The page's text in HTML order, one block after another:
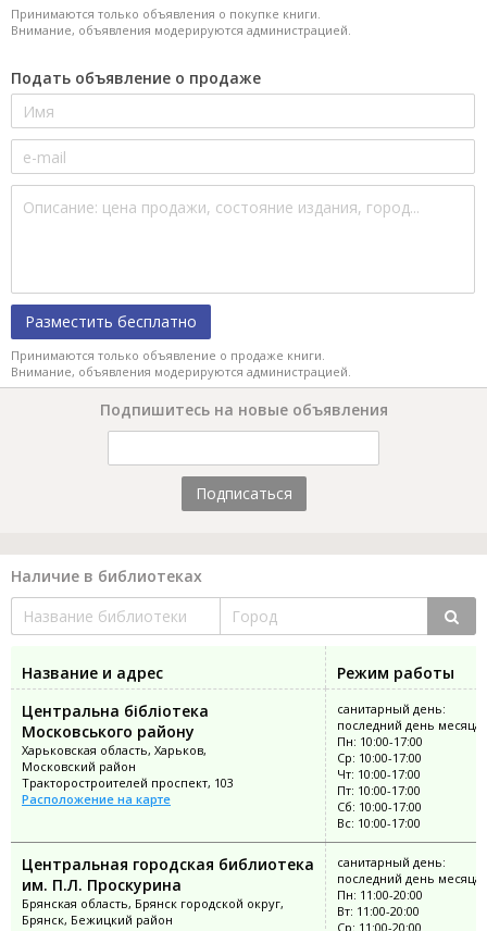
Принимаются только объявления о покупке книги.
Внимание, объявления модерируются администрацией.
Подать объявление о продаже
Разместить бесплатно
Принимаются только объявление о продаже книги.
Внимание, объявления модерируются администрацией.
Подпишитесь на новые объявления
Подписаться
Наличие в библиотеках
Название и адрес
Режим работы
Центральна бібліотека
Московського району
Харьковская область, Харьков,
Московский район
Тракторостроителей проспект, 103
Расположение на карте
санитарный день:
последний день месяца
Пн: 10:00-17:00
Ср: 10:00-17:00
Чт: 10:00-17:00
Пт: 10:00-17:00
Сб: 10:00-17:00
Вс: 10:00-17:00
Центральная городская библиотека
им. П.Л. Проскурина
Брянская область, Брянск городской округ,
Брянск, Бежицкий район
санитарный день:
последний день месяца
Пн: 11:00-20:00
Вт: 11:00-20:00
Ср: 11:00-20:00